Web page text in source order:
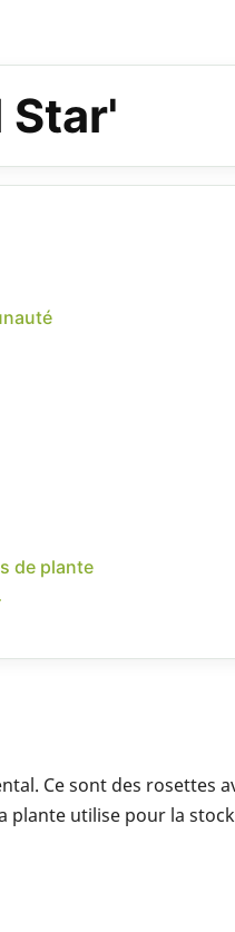
de plante
Ce sont des rosettes
plante utilise pour la